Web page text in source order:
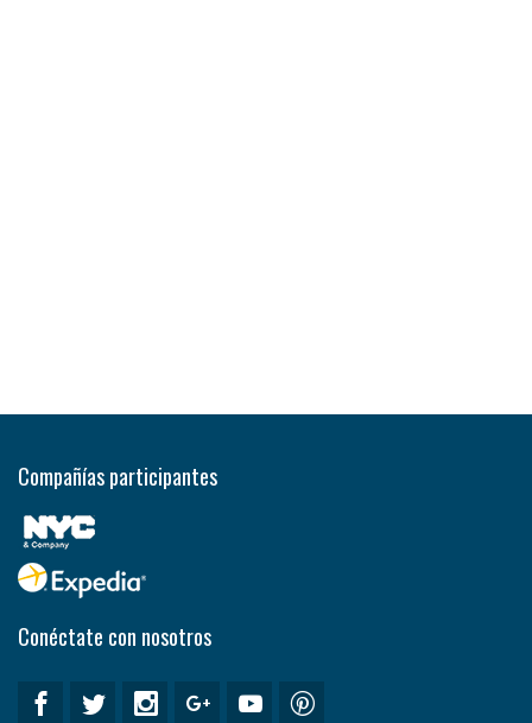
Compañías participantes
Conéctate con nosotros